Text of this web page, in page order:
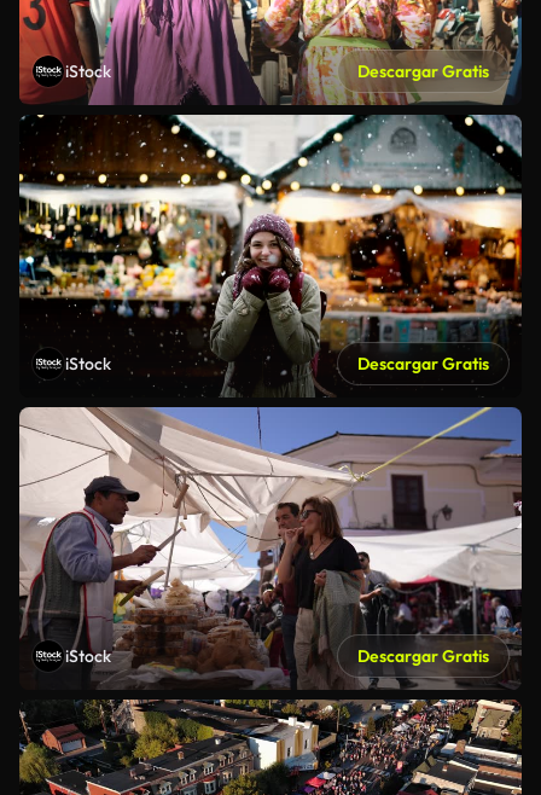
iStock Descargar Gratis
iStock Descargar Gratis
iStock Descargar Gratis